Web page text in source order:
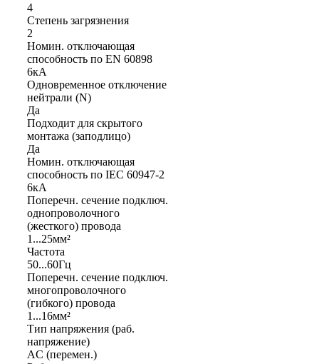
4
Степень загрязнения
2
Номин. отключающая
способность по EN 60898
6кА
Одновременное отключение
нейтрали (N)
Да
Подходит для скрытого
монтажа (заподлицо)
Да
Номин. отключающая
способность по IEC 60947-2
6кА
Поперечн. сечение подключ.
однопроволочного
(жесткого) провода
1...25мм²
Частота
50...60Гц
Поперечн. сечение подключ.
многопроволочного
(гибкого) провода
1...16мм²
Тип напряжения (раб.
напряжение)
AC (перемен.)